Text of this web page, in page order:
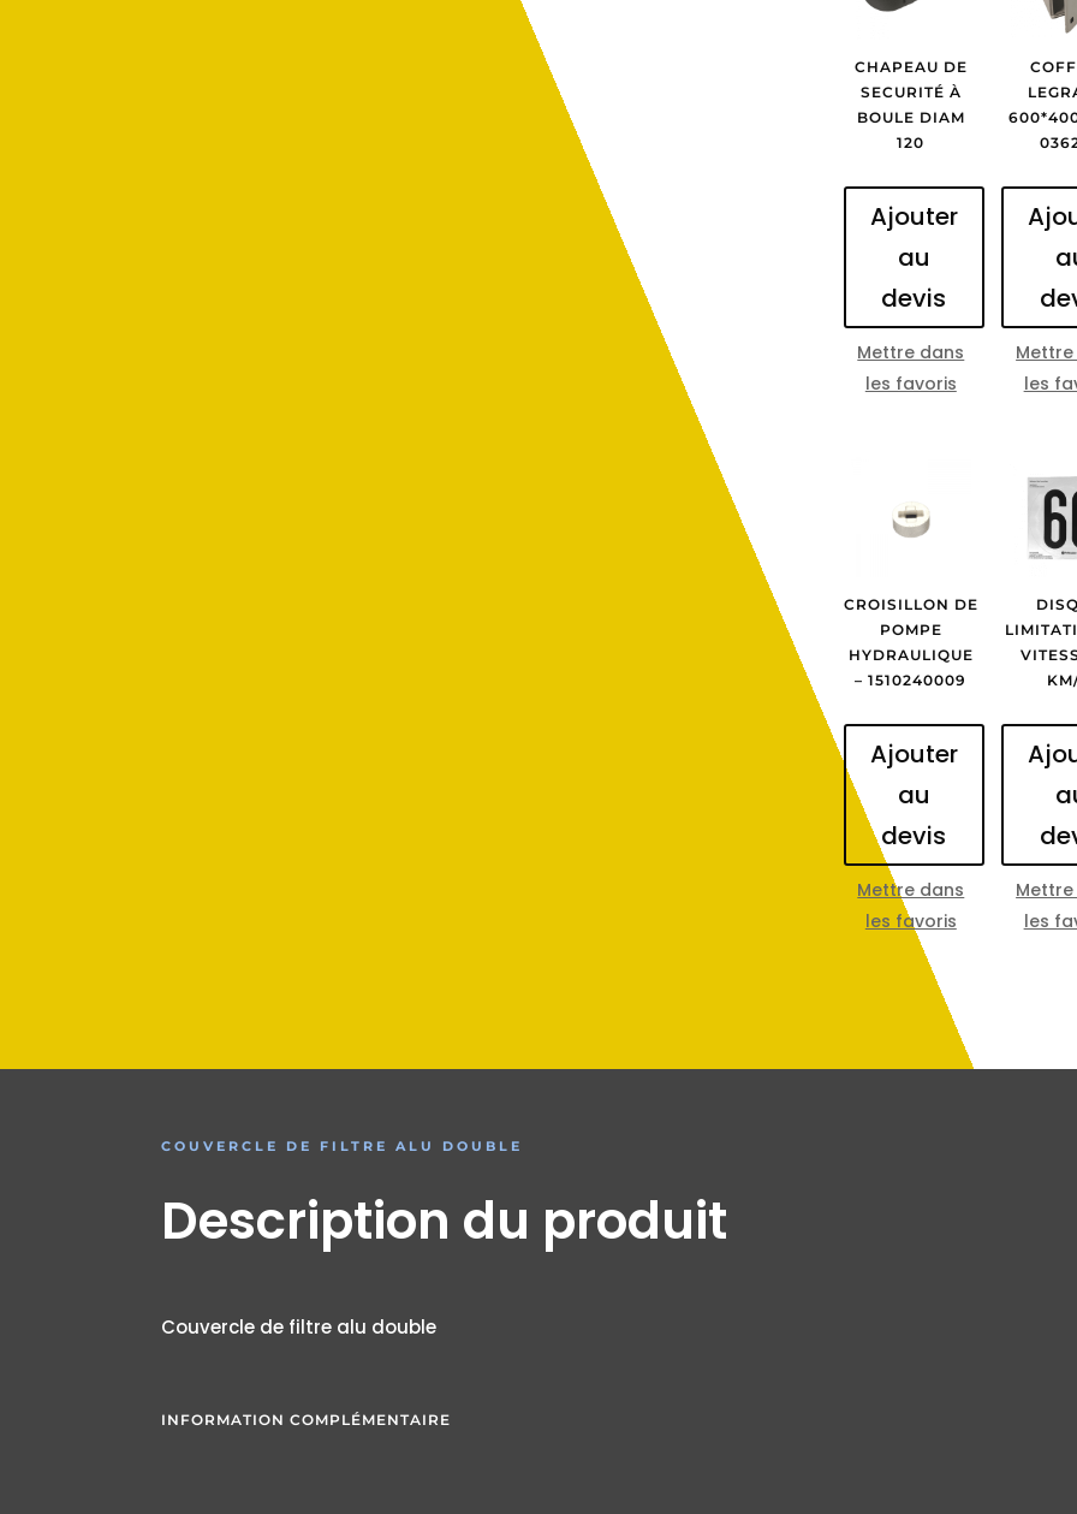
CHAPEAU DE
SECURITÉ À
BOULE DIAM
120
Ajouter
au
devis
Mettre dans
les favoris
les
CROISILLON DE
POMPE
HYDRAULIQUE
– 1510240009
Ajouter
au
devis
Mettre dans
les favoris
les
COUVERCLE DE FILTRE ALU DOUBLE
Description du produit
Couvercle de filtre alu double
INFORMATION COMPLÉMENTAIRE